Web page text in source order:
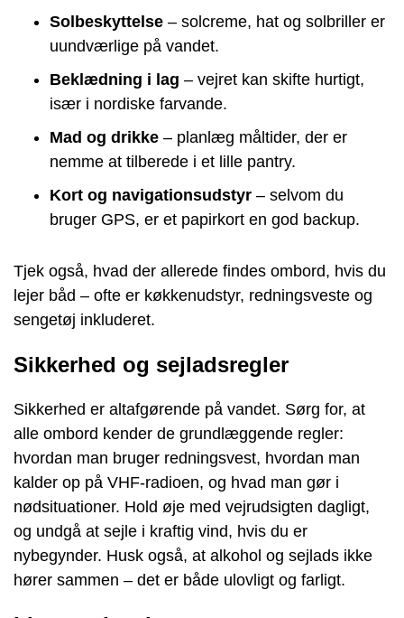
Solbeskyttelse – solcreme, hat og solbriller er
uundværlige på vandet.
Beklædning i lag – vejret kan skifte hurtigt,
især i nordiske farvande.
Mad og drikke – planlæg måltider, der er
nemme at tilberede i et lille pantry.
Kort og navigationsudstyr – selvom du
bruger GPS, er et papirkort en god backup.
Tjek også, hvad der allerede findes ombord, hvis du
lejer båd – ofte er køkkenudstyr, redningsveste og
sengetøj inkluderet.
Sikkerhed og sejladsregler
Sikkerhed er altafgørende på vandet. Sørg for, at
alle ombord kender de grundlæggende regler:
hvordan man bruger redningsvest, hvordan man
kalder op på VHF-radioen, og hvad man gør i
nødsituationer. Hold øje med vejrudsigten dagligt,
og undgå at sejle i kraftig vind, hvis du er
nybegynder. Husk også, at alkohol og sejlads ikke
hører sammen – det er både ulovligt og farligt.